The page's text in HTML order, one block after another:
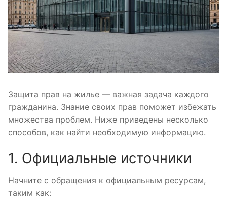
Защита прав на жилье — важная задача каждого
гражданина. Знание своих прав поможет избежать
множества проблем. Ниже приведены несколько
способов, как найти необходимую информацию.
1. Официальные источники
Начните с обращения к официальным ресурсам,
таким как: